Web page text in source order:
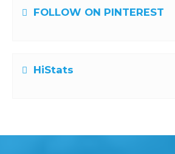
FOLLOW ON PINTEREST
HiStats